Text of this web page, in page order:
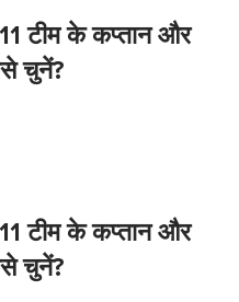
टीम के कप्तान और
चुनें?
टीम के कप्तान और
चुनें?